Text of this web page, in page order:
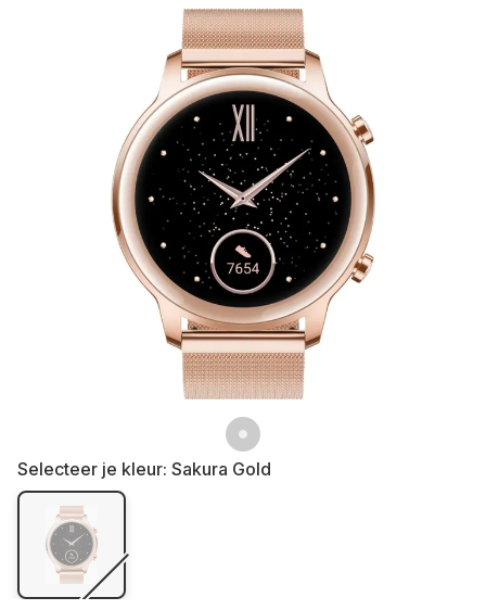
Selecteer je kleur: Sakura Gold